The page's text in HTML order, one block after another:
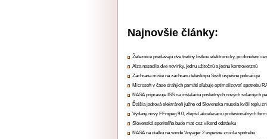
Najnovšie články:
Železnice predávajú dve tretiny lístkov elektronicky, po donútení
Alza nasadila dve novinky, jednu užitočnú a jednu kontroverznú
Záchrana misie na záchranu teleskopu Swift úspešne pokračuje
Microsoft v čase drahých pamätí sľubuje optimalizovať spotrebu
NASA pripravuje ISS na inštaláciu posledných nových solárnych
Ďalšia jadrová elektráreň južne od Slovenska musela kvôli teplu
Vydaný nový FFmpeg 9.0, zlepšil akceleráciu profesionálnych
Slovenská sporiteľňa bude mať cez víkend odstávku
NASA na diaľku na sonde Voyager 2 úspešne znížila spotrebu